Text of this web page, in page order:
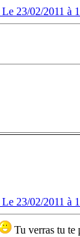
Le 23/02/2011 à
Le 23/02/2011 à
Tu verras tu te